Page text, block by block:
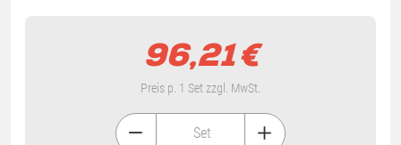
96,21 €
Preis p. 1 Set zzgl. MwSt.
Set